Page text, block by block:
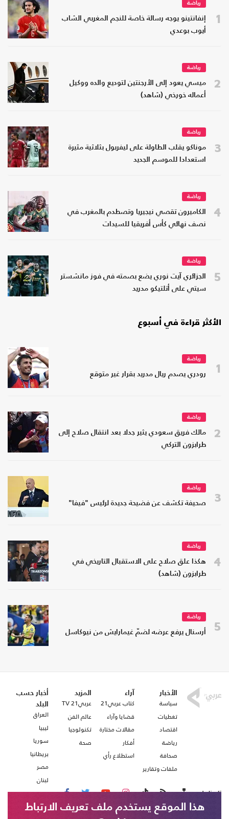
1
رياضة
إنفانتينو يوجه رسالة خاصة للنجم المغربي الشاب
أيوب بوعدي
2
رياضة
ميسي يعود إلى الأرجنتين لتوديع والده ووكيل
أعماله خورخي (شاهد)
3
رياضة
موناكو يقلب الطاولة على ليفربول بثلاثية مثيرة
استعدادا للموسم الجديد
4
رياضة
الكاميرون تقصي نيجيريا وتصطدم بالمغرب في
نصف نهائي كأس أفريقيا للسيدات
5
رياضة
الجزائري آيت نوري يضع بصمته في فوز مانشستر
سيتي على أتلتيكو مدريد
الأكثر قراءة في أسبوع
1
رياضة
رودري يصدم ريال مدريد بقرار غير متوقع
2
رياضة
مالك فريق سعودي يثير جدلا بعد انتقال صلاح إلى
طرابزون التركي
3
رياضة
صحيفة تكشف عن فضيحة جديدة لرئيس "فيفا"
4
رياضة
هكذا علق صلاح على الاستقبال التاريخي في
طرابزون (شاهد)
5
رياضة
أرسنال يرفع عرضه لضمّ غيمارايش من نيوكاسل
الأخبار
سياسة
تغطيات
اقتصاد
رياضة
صحافة
ملفات وتقارير
آراء
كتاب عربي21
قضايا وآراء
مقالات مختارة
أفكار
استطلاع رأي
المزيد
عربي21 TV
عالم الفن
تكنولوجيا
صحة
أخبار حسب
البلد
العراق
ليبيا
سوريا
بريطانيا
مصر
لبنان
تابعنا على
هذا الموقع يستخدم ملف تعريف الارتباط